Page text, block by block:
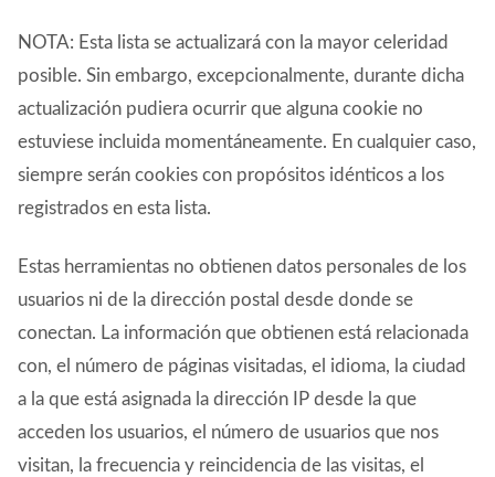
NOTA: Esta lista se actualizará con la mayor celeridad
posible. Sin embargo, excepcionalmente, durante dicha
actualización pudiera ocurrir que alguna cookie no
estuviese incluida momentáneamente. En cualquier caso,
siempre serán cookies con propósitos idénticos a los
registrados en esta lista.
Estas herramientas no obtienen datos personales de los
usuarios ni de la dirección postal desde donde se
conectan. La información que obtienen está relacionada
con, el número de páginas visitadas, el idioma, la ciudad
a la que está asignada la dirección IP desde la que
acceden los usuarios, el número de usuarios que nos
visitan, la frecuencia y reincidencia de las visitas, el